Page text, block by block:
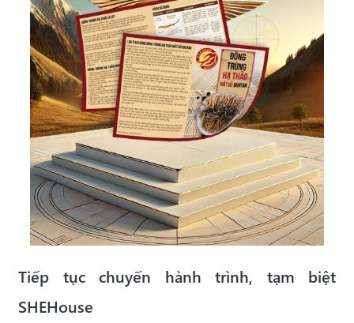
Tiếp tục chuyến hành trình, tạm biệt
SHEHouse